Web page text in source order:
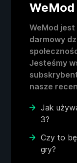
WeMod
WeMod
darmowy
Jesteśmy
nasze
Jak
3?
Czy to
gry?